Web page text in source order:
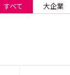
すべて 大企業